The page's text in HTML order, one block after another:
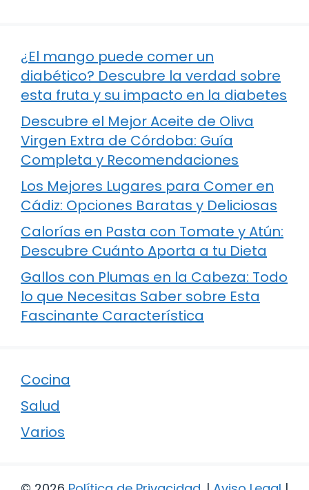
¿El mango puede comer un
diabético? Descubre la verdad sobre
esta fruta y su impacto en la diabetes
Descubre el Mejor Aceite de Oliva
Virgen Extra de Córdoba: Guía
Completa y Recomendaciones
Los Mejores Lugares para Comer en
Cádiz: Opciones Baratas y Deliciosas
Calorías en Pasta con Tomate y Atún:
Descubre Cuánto Aporta a tu Dieta
Gallos con Plumas en la Cabeza: Todo
lo que Necesitas Saber sobre Esta
Fascinante Característica
Cocina
Salud
Varios